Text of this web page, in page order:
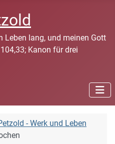
Leben lang, und meinen Gott
Kanon für drei
- Werk und Leben